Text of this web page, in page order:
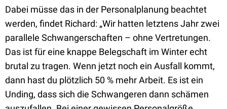
Dabei müsse das in der Personalplanung beachtet
werden, findet Richard: „Wir hatten letztens Jahr zwei
parallele Schwangerschaften – ohne Vertretungen.
Das ist für eine knappe Belegschaft im Winter echt
brutal zu tragen. Wenn jetzt noch ein Ausfall kommt,
dann hast du plötzlich 50 % mehr Arbeit. Es ist ein
Unding, dass sich die Schwangeren dann schämen